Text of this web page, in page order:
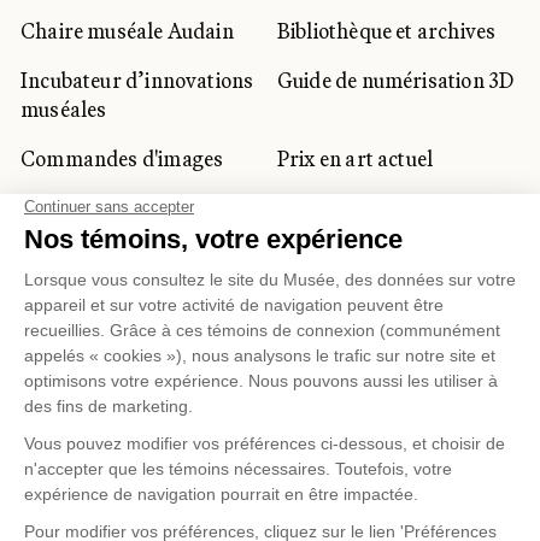
Chaire muséale Audain
Bibliothèque et archives
Incubateur d’innovations
muséales
Guide de numérisation 3D
Commandes d'images
Prix en art actuel
Prix Lynne-Cohen
CLIENTÈLE CORPORATIVE
ET PRIVÉE
Location d'espaces
Activités corporatives
professionnels du
tourisme